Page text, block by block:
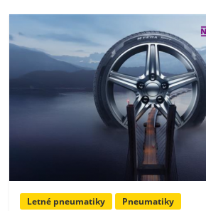
Letné pneumatiky Pneumatiky